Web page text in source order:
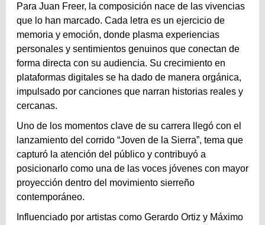
Para Juan Freer, la composición nace de las vivencias
que lo han marcado. Cada letra es un ejercicio de
memoria y emoción, donde plasma experiencias
personales y sentimientos genuinos que conectan de
forma directa con su audiencia. Su crecimiento en
plataformas digitales se ha dado de manera orgánica,
impulsado por canciones que narran historias reales y
cercanas.
Uno de los momentos clave de su carrera llegó con el
lanzamiento del corrido “Joven de la Sierra”, tema que
capturó la atención del público y contribuyó a
posicionarlo como una de las voces jóvenes con mayor
proyección dentro del movimiento sierreño
contemporáneo.
Influenciado por artistas como Gerardo Ortiz y Máximo